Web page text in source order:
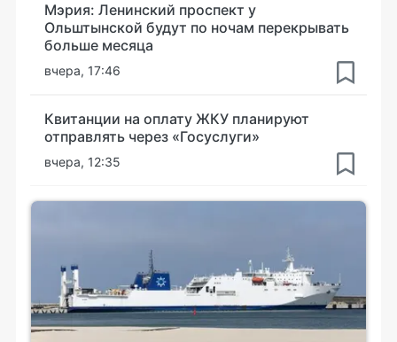
Мэрия: Ленинский проспект у
Ольштынской будут по ночам перекрывать
больше месяца
вчера, 17:46
Квитанции на оплату ЖКУ планируют
отправлять через «Госуслуги»
вчера, 12:35